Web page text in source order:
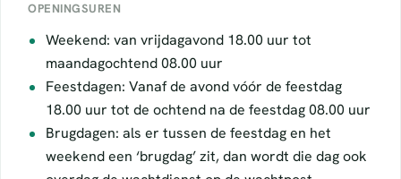
OPENINGSUREN
Weekend: van vrijdagavond 18.00 uur tot
maandagochtend 08.00 uur
Feestdagen: Vanaf de avond vóór de feestdag
18.00 uur tot de ochtend na de feestdag 08.00 uur
Brugdagen: als er tussen de feestdag en het
weekend een ‘brugdag’ zit, dan wordt die dag ook